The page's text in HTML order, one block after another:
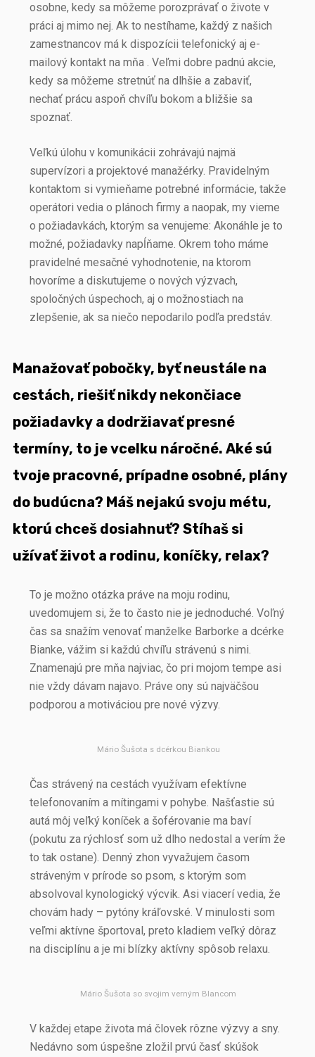
osobne, kedy sa môžeme porozprávať o živote v
práci aj mimo nej. Ak to nestíhame, každý z našich
zamestnancov má k dispozícii telefonický aj e-
mailový kontakt na mňa . Veľmi dobre padnú akcie,
kedy sa môžeme stretnúť na dlhšie a zabaviť,
nechať prácu aspoň chvíľu bokom a bližšie sa
spoznať.
Veľkú úlohu v komunikácii zohrávajú najmä
supervízori a projektové manažérky. Pravidelným
kontaktom si vymieňame potrebné informácie, takže
operátori vedia o plánoch firmy a naopak, my vieme
o požiadavkách, ktorým sa venujeme: Akonáhle je to
možné, požiadavky napĺňame. Okrem toho máme
pravidelné mesačné vyhodnotenie, na ktorom
hovoríme a diskutujeme o nových výzvach,
spoločných úspechoch, aj o možnostiach na
zlepšenie, ak sa niečo nepodarilo podľa predstáv.
Manažovať pobočky, byť neustále na
cestách, riešiť nikdy nekončiace
požiadavky a dodržiavať presné
termíny, to je vcelku náročné. Aké sú
tvoje pracovné, prípadne osobné, plány
do budúcna? Máš nejakú svoju métu,
ktorú chceš dosiahnuť? Stíhaš si
užívať život a rodinu, koníčky, relax?
To je možno otázka práve na moju rodinu,
uvedomujem si, že to často nie je jednoduché. Voľný
čas sa snažím venovať manželke Barborke a dcérke
Bianke, vážim si každú chvíľu strávenú s nimi.
Znamenajú pre mňa najviac, čo pri mojom tempe asi
nie vždy dávam najavo. Práve ony sú najväčšou
podporou a motiváciou pre nové výzvy.
Mário Šušota s dcérkou Biankou
Čas strávený na cestách využívam efektívne
telefonovaním a mítingami v pohybe. Našťastie sú
autá môj veľký koníček a šoférovanie ma baví
(pokutu za rýchlosť som už dlho nedostal a verím že
to tak ostane). Denný zhon vyvažujem časom
stráveným v prírode so psom, s ktorým som
absolvoval kynologický výcvik. Asi viacerí vedia, že
chovám hady – pytóny kráľovské. V minulosti som
veľmi aktívne športoval, preto kladiem veľký dôraz
na disciplínu a je mi blízky aktívny spôsob relaxu.
Mário Šušota so svojim verným Blancom
V každej etape života má človek rôzne výzvy a sny.
Nedávno som úspešne zložil prvú časť skúšok